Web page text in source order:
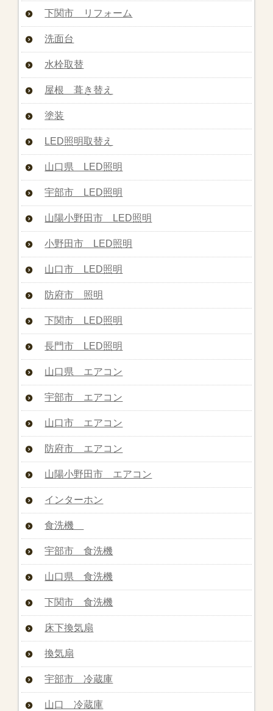
下関市 リフォーム
洗面台
水栓取替
屋根 葺き替え
塗装
LED照明取替え
山口県 LED照明
宇部市 LED照明
山陽小野田市 LED照明
小野田市 LED照明
山口市 LED照明
防府市 照明
下関市 LED照明
長門市 LED照明
山口県 エアコン
宇部市 エアコン
山口市 エアコン
防府市 エアコン
山陽小野田市 エアコン
インターホン
食洗機
宇部市 食洗機
山口県 食洗機
下関市 食洗機
床下換気扇
換気扇
宇部市 冷蔵庫
山口 冷蔵庫